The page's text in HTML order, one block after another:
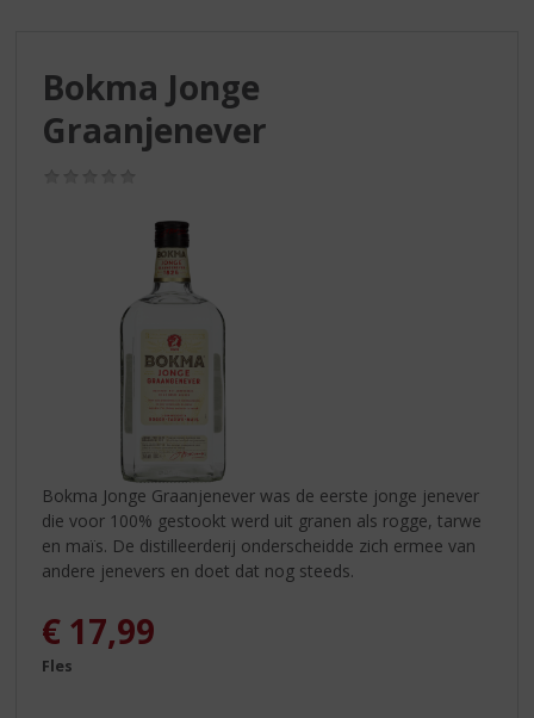
Bokma Jonge
Graanjenever
Bokma Jonge Graanjenever was de eerste jonge jenever
die voor 100% gestookt werd uit granen als rogge, tarwe
en maïs. De distilleerderij onderscheidde zich ermee van
andere jenevers en doet dat nog steeds.
€ 17,99
Fles